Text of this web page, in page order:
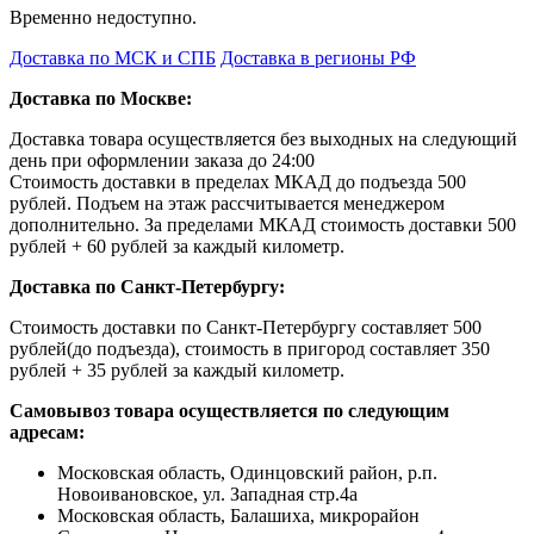
Временно недоступно.
Доставка по МСК и СПБ Доставка в регионы РФ
Доставка по Москве:
Доставка товара осуществляется без выходных на следующий
день при оформлении заказа до 24:00
Стоимость доставки в пределах МКАД до подъезда 500
рублей. Подъем на этаж рассчитывается менеджером
дополнительно. За пределами МКАД стоимость доставки 500
рублей + 60 рублей за каждый километр.
Доставка по Санкт-Петербургу:
Стоимость доставки по Санкт-Петербургу составляет 500
рублей(до подъезда), стоимость в пригород составляет 350
рублей + 35 рублей за каждый километр.
Самовывоз товара осуществляется по следующим
адресам:
Московская область, Одинцовский район, р.п.
Новоивановское, ул. Западная стр.4a
Московская область, Балашиха, микрорайон